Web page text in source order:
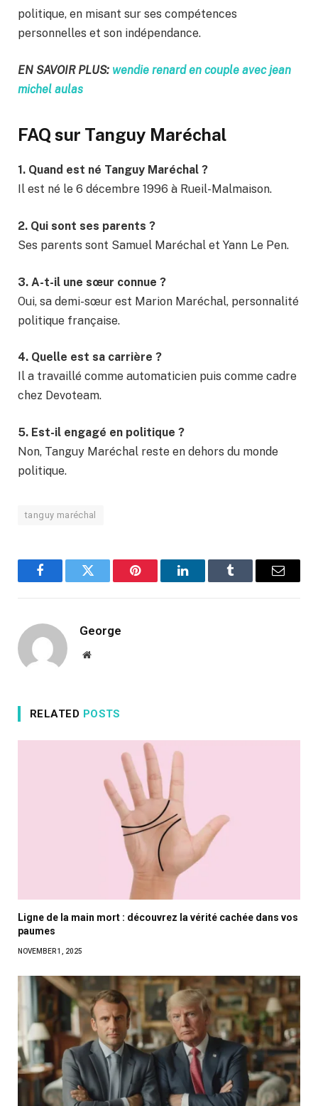
politique, en misant sur ses compétences
personnelles et son indépendance.
EN SAVOIR PLUS: wendie renard en couple avec jean
michel aulas
FAQ sur Tanguy Maréchal
1. Quand est né Tanguy Maréchal ?
Il est né le 6 décembre 1996 à Rueil-Malmaison.
2. Qui sont ses parents ?
Ses parents sont Samuel Maréchal et Yann Le Pen.
3. A-t-il une sœur connue ?
Oui, sa demi-sœur est Marion Maréchal, personnalité
politique française.
4. Quelle est sa carrière ?
Il a travaillé comme automaticien puis comme cadre
chez Devoteam.
5. Est-il engagé en politique ?
Non, Tanguy Maréchal reste en dehors du monde
politique.
tanguy maréchal
FacebookTwitter Pinterest LinkedInTumblr Email
George
Website
RELATED POSTS
Ligne de la main mort : découvrez la vérité cachée dans vos
paumes
NOVEMBER 1, 2025